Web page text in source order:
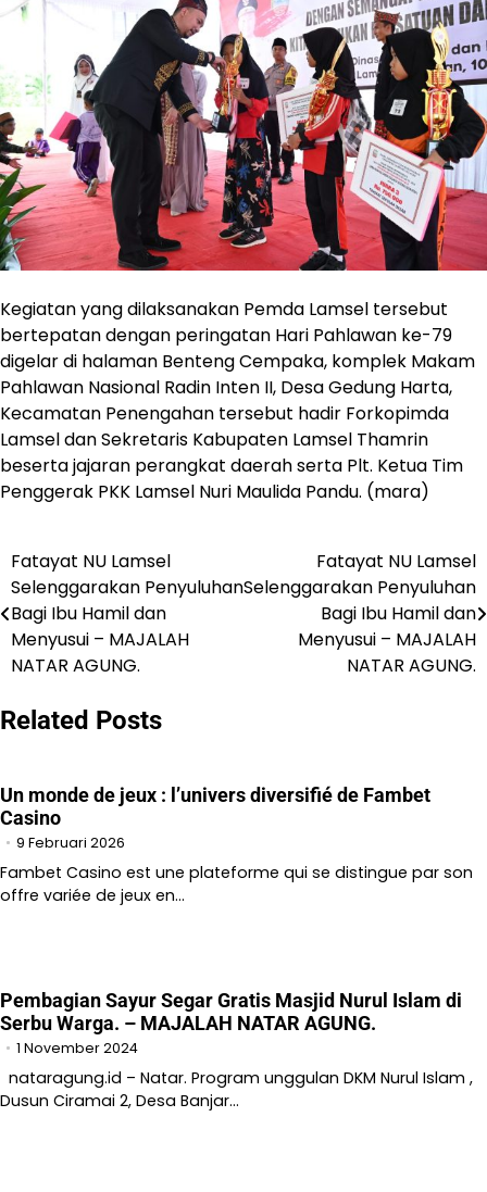
Kegiatan yang dilaksanakan Pemda Lamsel tersebut
bertepatan dengan peringatan Hari Pahlawan ke-79
digelar di halaman Benteng Cempaka, komplek Makam
Pahlawan Nasional Radin Inten II, Desa Gedung Harta,
Kecamatan Penengahan tersebut hadir Forkopimda
Lamsel dan Sekretaris Kabupaten Lamsel Thamrin
beserta jajaran perangkat daerah serta Plt. Ketua Tim
Penggerak PKK Lamsel Nuri Maulida Pandu. (mara)
Navigasi
pos
Fatayat NU Lamsel
Selenggarakan Penyuluhan
Bagi Ibu Hamil dan
Menyusui – MAJALAH
NATAR AGUNG.
Fatayat NU Lamsel
Selenggarakan Penyuluhan
Bagi Ibu Hamil dan
Menyusui – MAJALAH
NATAR AGUNG.
Related Posts
Un monde de jeux : l’univers diversifié de Fambet
Casino
9 Februari 2026
Fambet Casino est une plateforme qui se distingue par son
offre variée de jeux en…
Pembagian Sayur Segar Gratis Masjid Nurul Islam di
Serbu Warga. – MAJALAH NATAR AGUNG.
1 November 2024
nataragung.id – Natar. Program unggulan DKM Nurul Islam ,
Dusun Ciramai 2, Desa Banjar…